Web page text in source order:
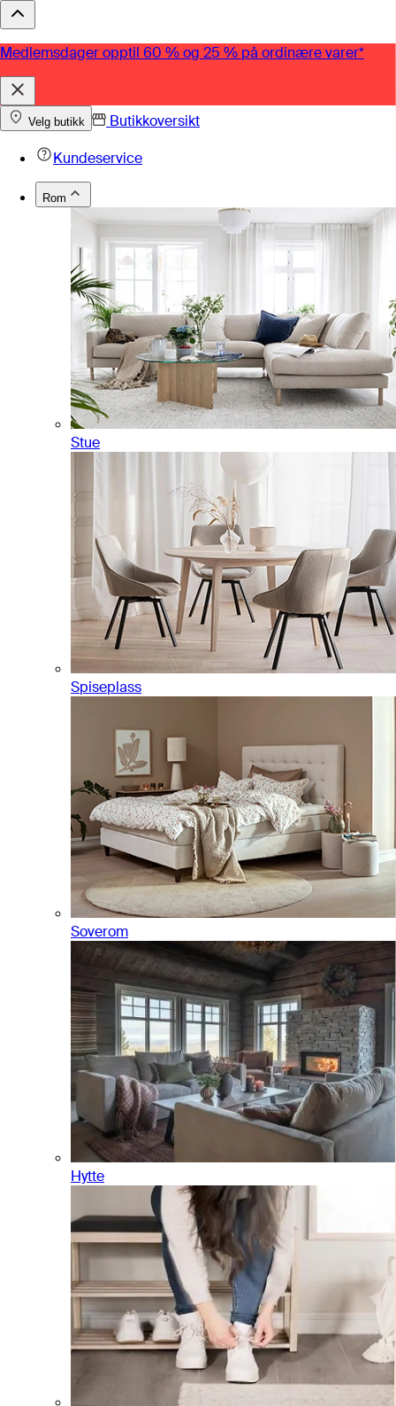
Medlemsdager opptil 60 % og 25 % på ordinære varer*
Velg butikk
Butikkoversikt
Kundeservice
Rom
Stue
Spiseplass
Soverom
Hytte